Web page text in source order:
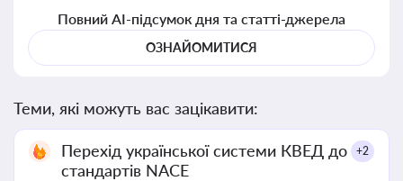
Повний AI-підсумок дня та статті-джерела
ОЗНАЙОМИТИСЯ
Теми, які можуть вас зацікавити:
Перехід української системи КВЕД до
стандартів NACE
+2